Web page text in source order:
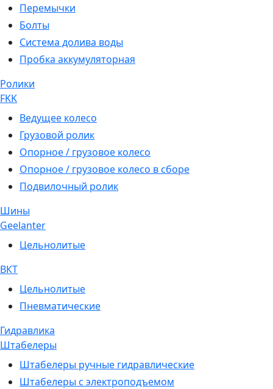
Перемычки
Болты
Система долива воды
Пробка аккумуляторная
Ролики
FKK
Ведущее колесо
Грузовой ролик
Опорное / грузовое колесо
Опорное / грузовое колесо в сборе
Подвилочный ролик
Шины
Geelanter
Цельнолитые
ВКТ
Цельнолитые
Пневматические
Гидравлика
Штабелеры
Штабелеры ручные гидравлические
Штабелеры с электроподъемом